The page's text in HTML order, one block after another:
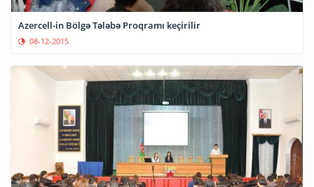
Azercell-in Bölgə Tələbə Proqramı keçirilir
08-12-2015